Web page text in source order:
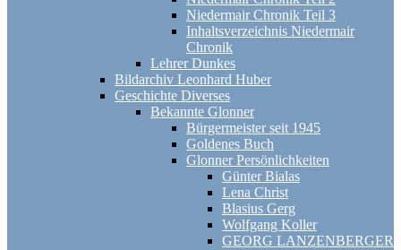
Niedermair Chronik Teil 3
Inhaltsverzeichnis Niedermair
Chronik
Lehrer Dunkes
Bildarchiv Leonhard Huber
Geschichte Diverses
Bekannte Glonner
Bürgermeister seit 1945
Goldenes Buch
Glonner Persönlichkeiten
Günter Bialas
Lena Christ
Blasius Gerg
Wolfgang Koller
GEORG LANZENBERGER